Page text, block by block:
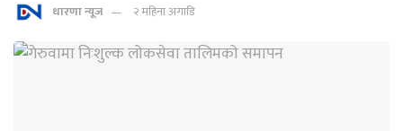
धारणा न्यूज २ महिना अगाडि